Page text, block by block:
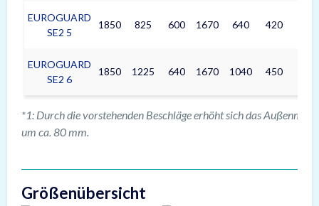
EUROGUARD
SE2 5
1850 825 600 1670 640 420
EUROGUARD
SE2 6
1850 1225 640 1670 1040 450
*1: Durch die vorstehenden Beschläge erhöht sich das Außenmaß
um ca. 80 mm.
Größenübersicht